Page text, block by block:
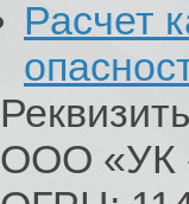
Расчет
ООО «УК